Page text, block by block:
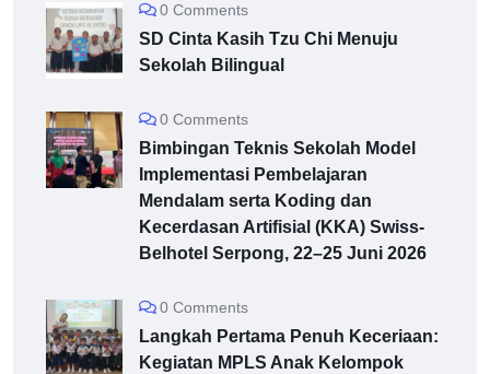
0 Comments
SD Cinta Kasih Tzu Chi Menuju
Sekolah Bilingual
0 Comments
Bimbingan Teknis Sekolah Model
Implementasi Pembelajaran
Mendalam serta Koding dan
Kecerdasan Artifisial (KKA) Swiss-
Belhotel Serpong, 22–25 Juni 2026
0 Comments
Langkah Pertama Penuh Keceriaan:
Kegiatan MPLS Anak Kelompok